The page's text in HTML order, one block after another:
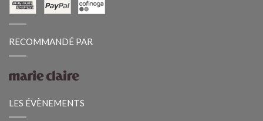
RECOMMANDÉ PAR
LES ÉVÈNEMENTS